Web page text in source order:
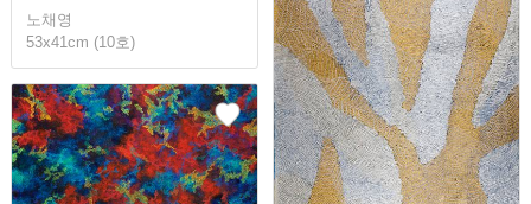
노채영
53x41cm (10호)